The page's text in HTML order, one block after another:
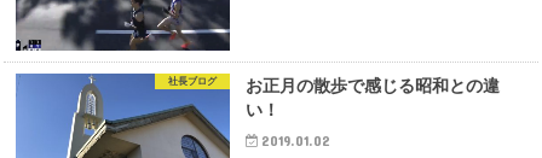
社長ブログ
お正月の散歩で感じる昭和との違
い！
2019.01.02